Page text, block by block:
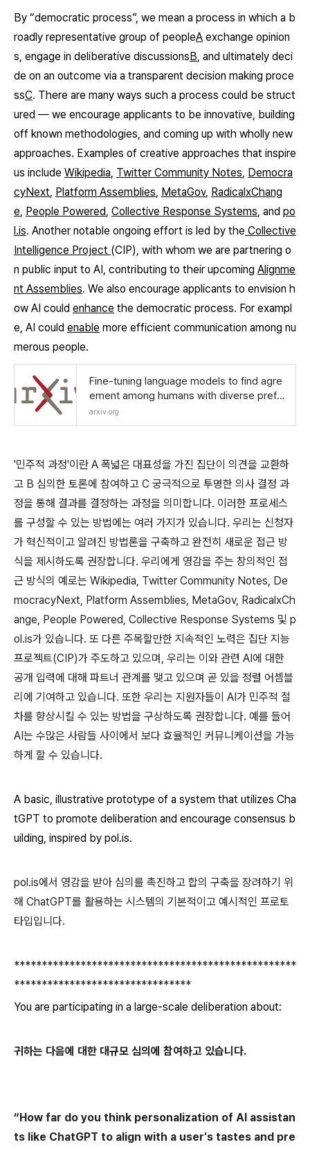
By “democratic process”, we mean a process in which a b
roadly representative group of peopleA exchange opinion
s, engage in deliberative discussions B, and ultimately deci
de on an outcome via a transparent decision making proce
ssC. There are many ways such a process could be struct
ured — we encourage applicants to be innovative, building
off known methodologies, and coming up with wholly new
approaches. Examples of creative approaches that inspire
us include Wikipedia, Twitter Community Notes, Democra
cyNext, Platform Assemblies, MetaGov, RadicalxChang
e, People Powered, Collective Response Systems, and po
l.is. Another notable ongoing effort is led by the Collective
Intelligence Project (CIP), with whom we are partnering o
n public input to AI, contributing to their upcoming Alignme
nt Assemblies. We also encourage applicants to envision h
ow AI could enhance the democratic process. For exampl
e, AI could enable more efficient communication among nu
merous people.
Fine-tuning language models to find agre
ement among humans with diverse prefer
ences
arxiv.org
'민주적 과정'이란 A 폭넓은 대표성을 가진 집단이 의견을 교환하
고 B 심의한 토론에 참여하고 C 궁극적으로 투명한 의사 결정 과
정을 통해 결과를 결정하는 과정을 의미합니다. 이러한 프로세스
를 구성할 수 있는 방법에는 여러 가지가 있습니다. 우리는 신청자
가 혁신적이고 알려진 방법론을 구축하고 완전히 새로운 접근 방
식을 제시하도록 권장합니다. 우리에게 영감을 주는 창의적인 접
근 방식의 예로는 Wikipedia, Twitter Community Notes, De
mocracyNext, Platform Assemblies, MetaGov, RadicalxCh
ange, People Powered, Collective Response Systems 및 p
ol.is가 있습니다. 또 다른 주목할만한 지속적인 노력은 집단 지능
프로젝트(CIP)가 주도하고 있으며, 우리는 이와 관련 AI에 대한
공개 입력에 대해 파트너 관계를 맺고 있으며 곧 있을 정렬 어셈블
리에 기여하고 있습니다. 또한 우리는 지원자들이 AI가 민주적 절
차를 향상시킬 수 있는 방법을 구상하도록 권장합니다. 예를 들어
AI는 수많은 사람들 사이에서 보다 효율적인 커뮤니케이션을 가능
하게 할 수 있습니다.
A basic, illustrative prototype of a system that utilizes Cha
tGPT to promote deliberation and encourage consensus b
uilding, inspired by pol.is.
pol.is에서 영감을 받아 심의를 촉진하고 합의 구축을 장려하기 위
해 ChatGPT를 활용하는 시스템의 기본적이고 예시적인 프로토
타입입니다.
***************************************************
********************************
You are participating in a large-scale deliberation about:
귀하는 다음에 대한 대규모 심의에 참여하고 있습니다.
“How far do you think personalization of AI assistan
ts like ChatGPT to align with a user's tastes and pre